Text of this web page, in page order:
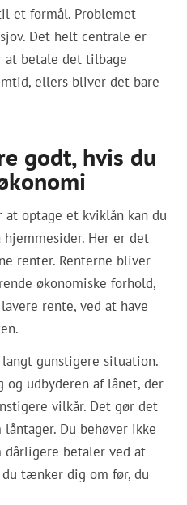
et formål. Problemet
Det helt centrale er
at betale det tilbage
ellers bliver det bare
godt, hvis du
optage et kviklån kan du
Her er det
renter. Renterne bliver
økonomiske forhold,
rente, ved at have
gunstigere situation.
udbyderen af lånet, der
vilkår. Det gør det
Du behøver ikke
betaler ved at
du tænker dig om før, du